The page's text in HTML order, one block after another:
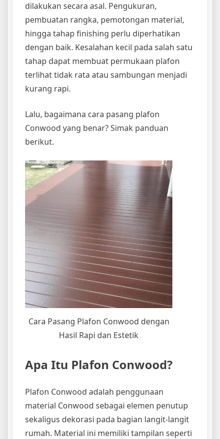
dilakukan secara asal. Pengukuran,
pembuatan rangka, pemotongan material,
hingga tahap finishing perlu diperhatikan
dengan baik. Kesalahan kecil pada salah satu
tahap dapat membuat permukaan plafon
terlihat tidak rata atau sambungan menjadi
kurang rapi.
Lalu, bagaimana cara pasang plafon
Conwood yang benar? Simak panduan
berikut.
Cara Pasang Plafon Conwood dengan
Hasil Rapi dan Estetik
Apa Itu Plafon Conwood?
Plafon Conwood adalah penggunaan
material Conwood sebagai elemen penutup
sekaligus dekorasi pada bagian langit-langit
rumah. Material ini memiliki tampilan seperti